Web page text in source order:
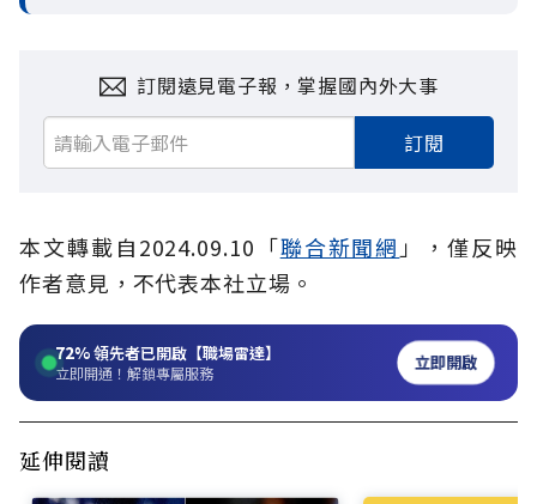
訂閱遠見電子報，掌握國內外大事
訂閱
本文轉載自2024.09.10「聯合新聞網 」，僅反映
作者意見，不代表本社立場。
72%領先者已開啟【職場雷達】
立即開通！解鎖專屬服務 立即開啟
延伸閱讀